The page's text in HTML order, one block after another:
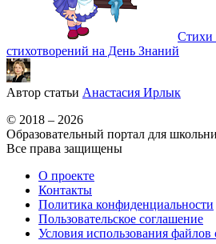
Стихи
стихотворений на День Знаний
Автор статьи Анастасия Ирлык
© 2018 – 2026
Образовательный портал для
Все права защищены
О проекте
Контакты
Политика конфиденциальности
Пользовательское соглашение
Условия использования файлов